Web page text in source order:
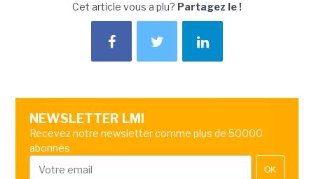
Cet article vous a plu? Partagez le !
NEWSLETTER LMI
Recevez notre newsletter comme plus de 50000
abonnés
OK